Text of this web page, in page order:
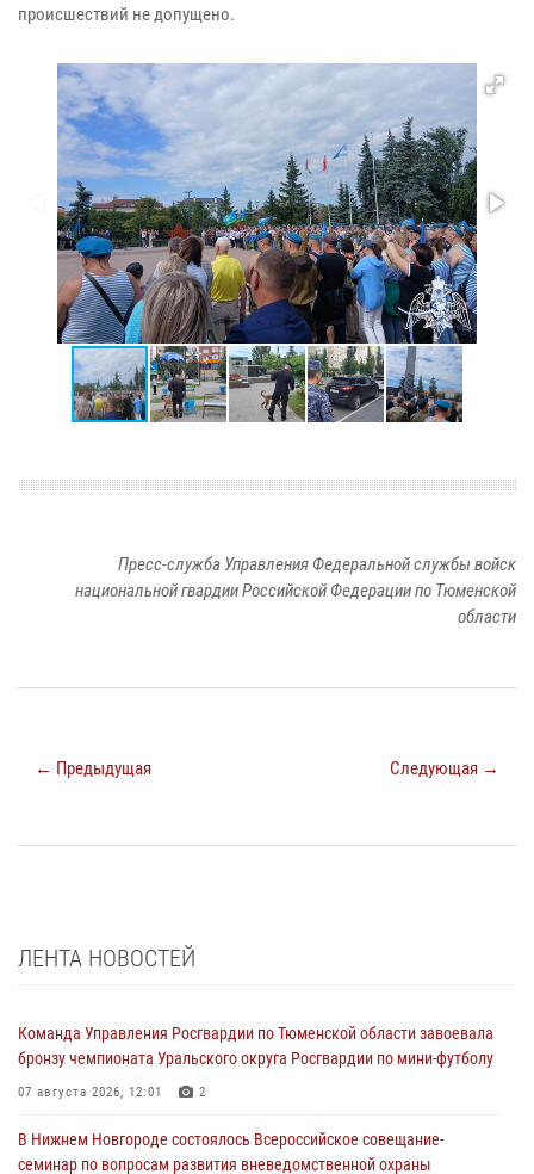
происшествий не допущено.
Пресс-служба Управления Федеральной службы войск
национальной гвардии Российской Федерации по Тюменской
области
← Предыдущая Следующая →
ЛЕНТА НОВОСТЕЙ
Команда Управления Росгвардии по Тюменской области завоевала
бронзу чемпионата Уральского округа Росгвардии по мини-футболу
07 августа 2026, 12:01 2
В Нижнем Новгороде состоялось Всероссийское совещание-
семинар по вопросам развития вневедомственной охраны